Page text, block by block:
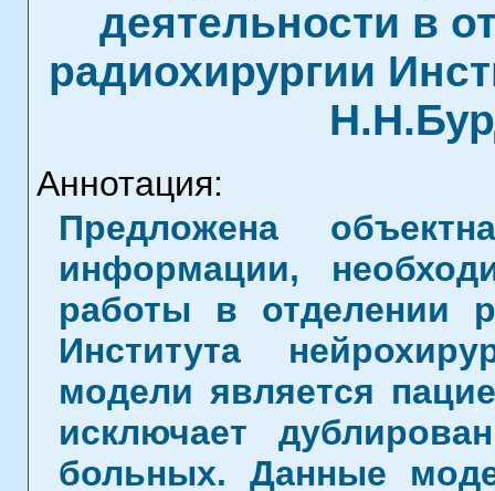
деятельности в
радиохирургии
Аннотация:
Предложена
информации,
работы в отделении
Института
модели является
исключает
больных. Данные